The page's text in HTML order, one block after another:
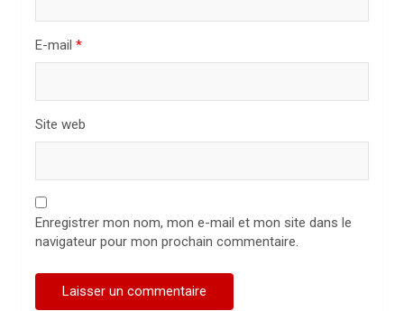
E-mail *
Site web
Enregistrer mon nom, mon e-mail et mon site dans le
navigateur pour mon prochain commentaire.